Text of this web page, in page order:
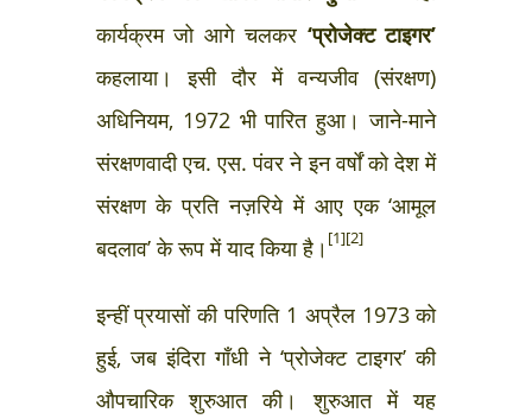
कार्यक्रम जो आगे चलकर ‘प्रोजेक्ट टाइगर’
कहलाया। इसी दौर में वन्यजीव (संरक्षण)
अधिनियम, 1972 भी पारित हुआ। जाने-माने
संरक्षणवादी एच. एस. पंवर ने इन वर्षों को देश में
संरक्षण के प्रति नज़रिये में आए एक ‘आमूल
बदलाव’ के रूप में याद किया है। [1][2]
इन्हीं प्रयासों की परिणति 1 अप्रैल 1973 को
हुई, जब इंदिरा गाँधी ने ‘प्रोजेक्ट टाइगर’ की
औपचारिक शुरुआत की। शुरुआत में यह